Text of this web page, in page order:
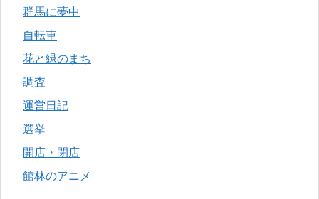
群馬に夢中
自転車
花と緑のまち
調査
運営日記
選挙
開店・閉店
館林のアニメ